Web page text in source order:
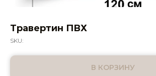
Травертин ПВХ
SKU:
В КОРЗИНУ